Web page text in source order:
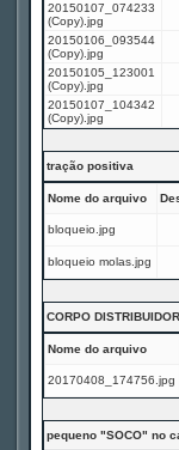
20150107_074233
(Copy).jpg
20150106_093544
(Copy).jpg
20150105_123001
(Copy).jpg
20150107_104342
(Copy).jpg
tração positiva
Nome do arquivo
bloqueio.jpg
bloqueio molas.jpg
CORPO
Nome do arquivo
20170408_174756.jpg
pequeno "SOCO" no